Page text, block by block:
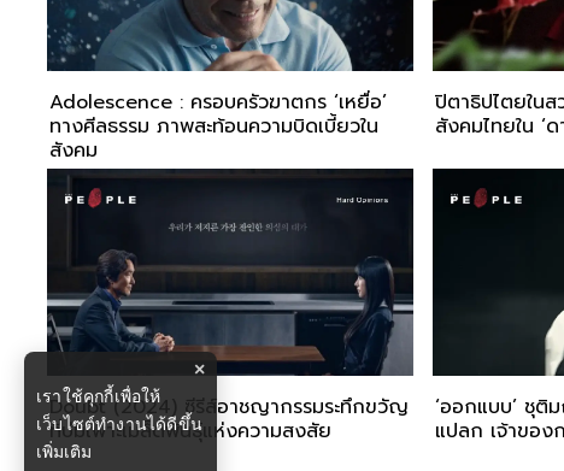
Adolescence : ครอบครัวฆาตกร ‘เหยื่อ’
ทางศีลธรรม ภาพสะท้อนความบิดเบี้ยวใน
สังคม
ปิตาธิปไตยใน
สังคมไทยใน ‘
Doubt (2024) ซีรีส์อาชญากรรมระทึกขวัญ
ที่บ่มเพาะเมล็ดพันธุ์แห่งความสงสัย
‘ออกแบบ’ ชุ
แปลก เจ้าของ
×
เราใช้คุกกี้เพื่อให้
เว็บไซต์ทำงานได้ดีขึ้น
เพิ่มเติม